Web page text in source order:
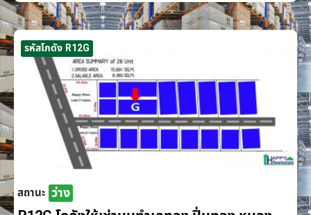
รหัสโกดัง R12G
สถานะ ว่าง